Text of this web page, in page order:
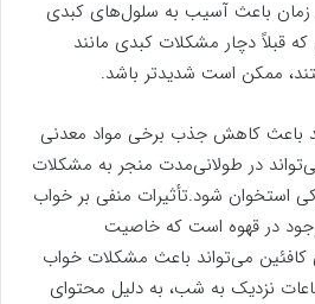
زمان باعث آسیب به سلول‌های کبدی
قبلاً دچار مشکلات کبدی مانند
ممکن است شدیدتر باشد.
باعث کاهش جذب برخی مواد معدنی
در طولانی‌مدت منجر به مشکلات
استخوان شود.تأثیرات منفی بر خواب
در قهوه است که خاصیت
کافئین می‌تواند باعث مشکلات خواب
نزدیک به شب، به دلیل محتوای